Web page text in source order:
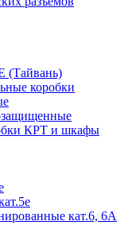
(Тайвань)
коробки
КРТ и шкафы
кат.6, 6А